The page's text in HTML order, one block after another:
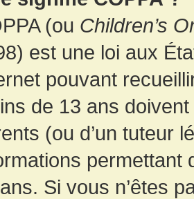
(ou Children’s
est une loi aux
pouvant
de 13 ans
(ou d’un tuteur
permettant
Si vous n’êtes